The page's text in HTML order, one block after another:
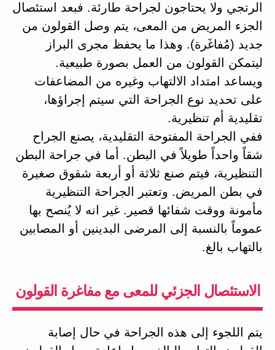
الرتجي ولا يحتاجون لجراحة طارئة. فبعد استئصال
الجزء المريض من المعى، يتم وصل القولون من
جديد (مُفاغَرة). وهذا ما يحفظ مجرى البراز
ليتمكن القولون من العمل بصورة طبيعية.
ويساعد امتداد الالتهاب وغيره من المضاعفات
على تحديد نوع الجراحة التي سيتم إجراؤها،
تقليدية أم تنظيرية.
ففي الجراحة المفتوحة التقليدية، يصنع الجراح
شقاً واحداً طويلاً في البطن. أما في جراحة البطن
التنظيرية، فيتم صنع ثلاثة أو أربعة شقوق صغيرة
في بطن المريض. وتعتبر الجراحة التنظيرية
مأمونة ووقت شفائها قصير. غير انه لا يُنصح بها
عموماً بالنسبة إلى المرضى البدينين أو المصابين
بالتهاب بالغ.
الاستئصال الجزئي للمعى مع مفاغرة القولون
يتم اللجوء إلى هذه الجراحة في حال إصابة